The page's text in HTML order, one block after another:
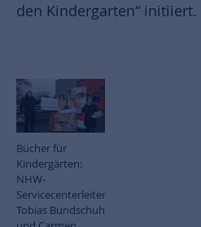
den Kindergarten“ initiiert.
Bücher für
Kindergärten:
NHW-
Servicecenterleiter
Tobias Bundschuh